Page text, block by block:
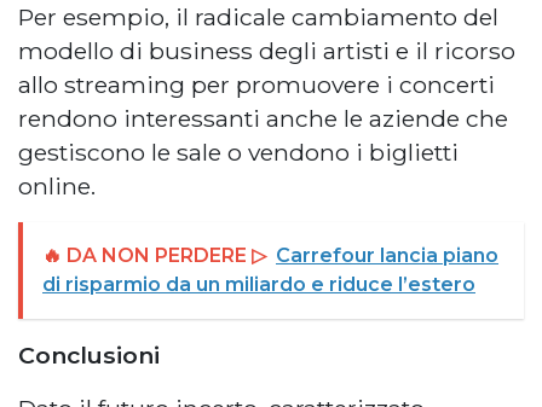
Per esempio, il radicale cambiamento del
modello di business degli artisti e il ricorso
allo streaming per promuovere i concerti
rendono interessanti anche le aziende che
gestiscono le sale o vendono i biglietti
online.
🔥 DA NON PERDERE ▷ Carrefour lancia piano
di risparmio da un miliardo e riduce l’estero
Conclusioni